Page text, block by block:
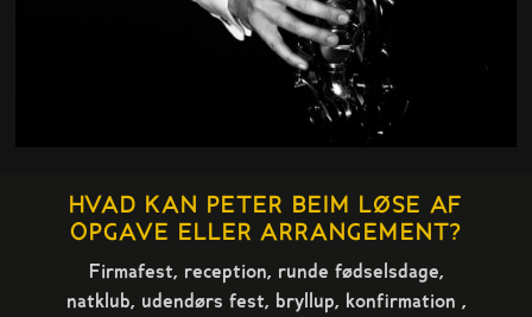
HVAD KAN PETER BEIM LØSE AF
OPGAVE ELLER ARRANGEMENT?
Firmafest, reception, runde fødselsdage,
natklub, udendørs fest, bryllup, konfirmation ,